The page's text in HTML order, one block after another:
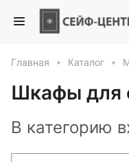
Главная Каталог
Шкафы для
В категорию